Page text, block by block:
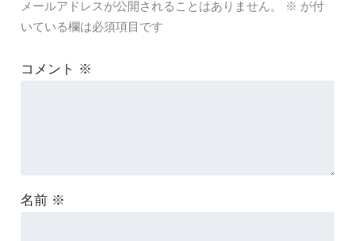
メールアドレスが公開されることはありません。 ※ が付
いている欄は必須項目です
コメント ※
名前 ※